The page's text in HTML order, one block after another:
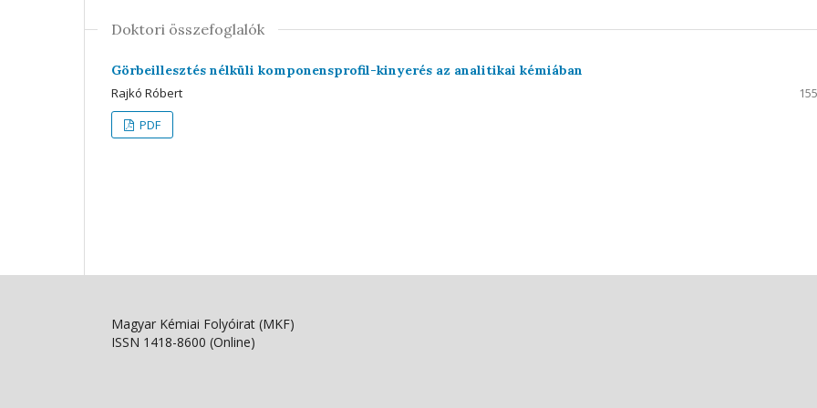
Doktori összefoglalók
Görbeillesztés nélküli komponensprofil-kinyerés az analitikai kémiában
Rajkó Róbert
PDF
Magyar Kémiai Folyóirat (MKF)
ISSN 1418-8600 (Online)